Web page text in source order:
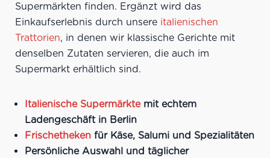
Supermärkten finden. Ergänzt wird das
Einkaufserlebnis durch unsere italienischen
Trattorien, in denen wir klassische Gerichte mit
denselben Zutaten servieren, die auch im
Supermarkt erhältlich sind.
Italienische Supermärktemit echtem
Ladengeschäft in Berlin
Frischetheken für Käse, Salumi und Spezialitäten
Persönliche Auswahl und täglicher